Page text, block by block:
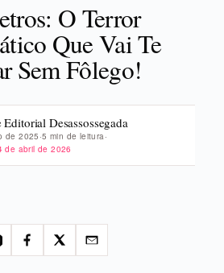
O Terror
Que Vai Te
Sem Fôlego!
Desassossegada
de 2025 ·5 min de leitura·
de abril de 2026